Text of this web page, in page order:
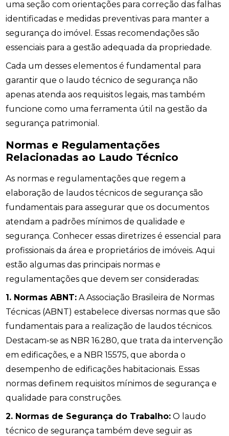
uma seção com orientações para correção das falhas
identificadas e medidas preventivas para manter a
segurança do imóvel. Essas recomendações são
essenciais para a gestão adequada da propriedade.
Cada um desses elementos é fundamental para
garantir que o laudo técnico de segurança não
apenas atenda aos requisitos legais, mas também
funcione como uma ferramenta útil na gestão da
segurança patrimonial.
Normas e Regulamentações
Relacionadas ao Laudo Técnico
As normas e regulamentações que regem a
elaboração de laudos técnicos de segurança são
fundamentais para assegurar que os documentos
atendam a padrões mínimos de qualidade e
segurança. Conhecer essas diretrizes é essencial para
profissionais da área e proprietários de imóveis. Aqui
estão algumas das principais normas e
regulamentações que devem ser consideradas:
1. Normas ABNT: A Associação Brasileira de Normas
Técnicas (ABNT) estabelece diversas normas que são
fundamentais para a realização de laudos técnicos.
Destacam-se as NBR 16.280, que trata da intervenção
em edificações, e a NBR 15575, que aborda o
desempenho de edificações habitacionais. Essas
normas definem requisitos mínimos de segurança e
qualidade para construções.
2. Normas de Segurança do Trabalho: O laudo
técnico de segurança também deve seguir as